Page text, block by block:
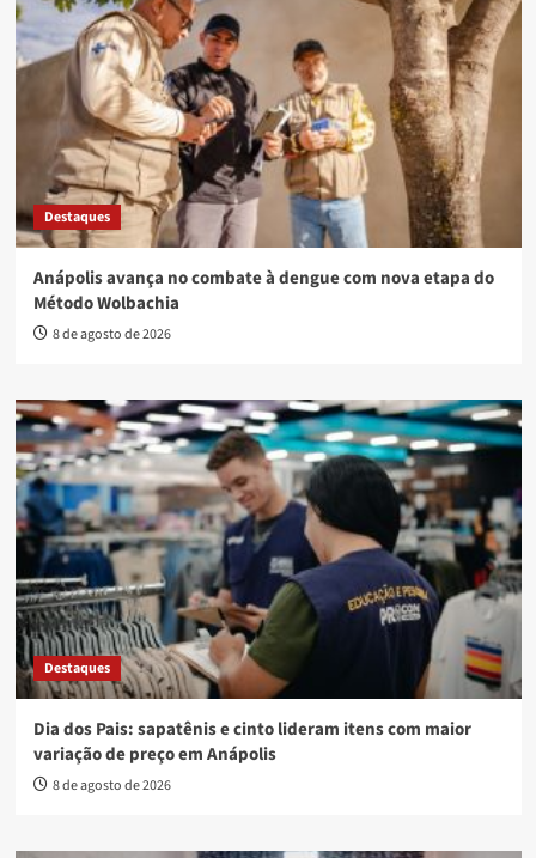
Destaques
Anápolis avança no combate à dengue com nova etapa do
Método Wolbachia
8 de agosto de 2026
Destaques
Dia dos Pais: sapatênis e cinto lideram itens com maior
variação de preço em Anápolis
8 de agosto de 2026